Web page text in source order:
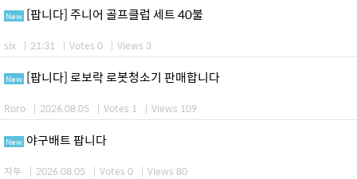
New [팝니다] 주니어 골프클럽 세트 40불
six | 21:31 | Votes 0 | Views 3
New [팝니다] 로보락 로봇청소기 판매합니다
Roro | 2026.08.05 | Votes 1 | Views 109
New 야구배트 팝니다
자두 | 2026.08.05 | Votes 0 | Views 80